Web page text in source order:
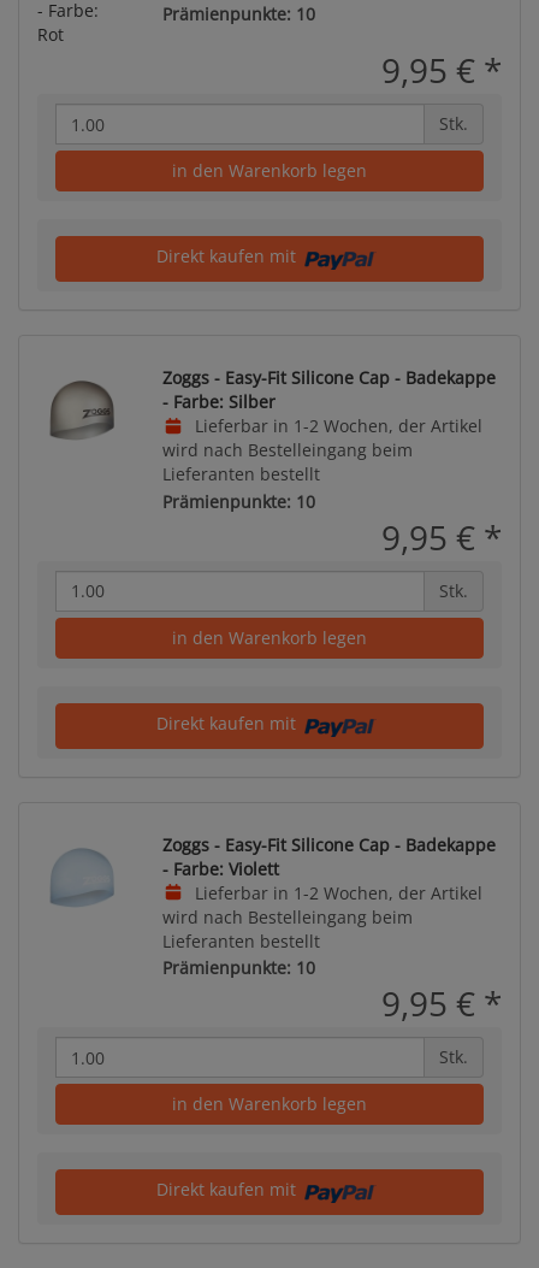
Prämienpunkte: 10
9,95 € *
Stk.
in den Warenkorb legen
Direkt kaufen mit
Zoggs - Easy-Fit Silicone Cap - Badekappe
- Farbe: Silber
Lieferbar in 1-2 Wochen, der Artikel
wird nach Bestelleingang beim
Lieferanten bestellt
Prämienpunkte: 10
9,95 € *
Stk.
in den Warenkorb legen
Direkt kaufen mit
Zoggs - Easy-Fit Silicone Cap - Badekappe
- Farbe: Violett
Lieferbar in 1-2 Wochen, der Artikel
wird nach Bestelleingang beim
Lieferanten bestellt
Prämienpunkte: 10
9,95 € *
Stk.
in den Warenkorb legen
Direkt kaufen mit